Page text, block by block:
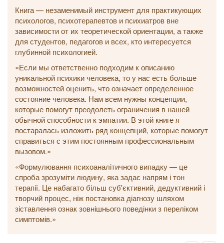
Книга — незаменимый инструмент для практикующих
психологов, психотерапевтов и психиатров вне
зависимости от их теоретической ориентации, а также
для студентов, педагогов и всех, кто интересуется
глубинной психологией.
«Если мы ответственно подходим к описанию
уникальной психики человека, то у нас есть больше
возможностей оценить, что означает определенное
состояние человека. Нам всем нужны концепции,
которые помогут преодолеть ограничения в нашей
обычной способности к эмпатии. В этой книге я
постаралась изложить ряд концепций, которые помогут
справиться с этим постоянным профессиональным
вызовом.»
«Формулювання психоаналітичного випадку — це
спроба зрозуміти людину, яка задає напрям і тон
терапії. Це набагато більш суб'єктивний, дедуктивний і
творчий процес, ніж постановка діагнозу шляхом
зіставлення ознак зовнішнього поведінки з переліком
симптомів.»